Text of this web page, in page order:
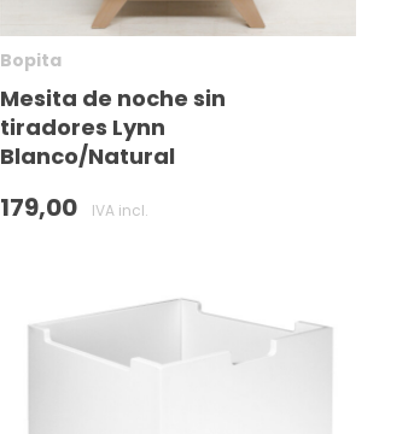
Bopita
Mesita de noche sin
tiradores Lynn
Blanco/Natural
179,00 IVA incl.